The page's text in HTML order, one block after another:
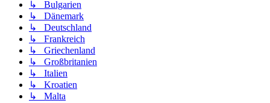
↳ Bulgarien
↳ Dänemark
↳ Deutschland
↳ Frankreich
↳ Griechenland
↳ Großbritanien
↳ Italien
↳ Kroatien
↳ Malta